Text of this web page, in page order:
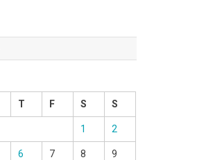
T F S S
1 2
6 7 8 9